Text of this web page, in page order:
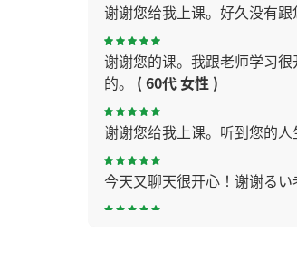
谢谢您给我上课。好久没有
谢谢您的课。我跟老师学习
的。 ( 60代 女性 )
谢谢您给我上课。听到您的
今天又聊天很开心！谢谢るい